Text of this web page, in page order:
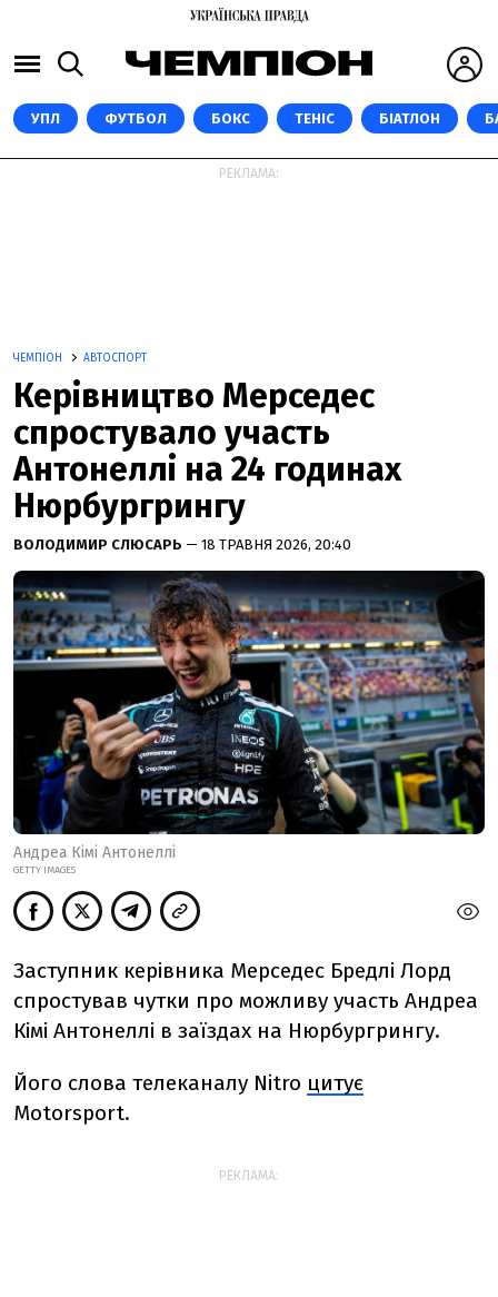
УПЛ ФУТБОЛ БОКС ТЕНІС БІАТЛОН
РЕКЛАМА:
ЧЕМПІОН АВТОСПОРТ
Керівництво Мерседес
спростувало участь
Антонеллі на 24 годинах
Нюрбургрингу
ВОЛОДИМИР СЛЮСАРЬ — 18 ТРАВНЯ 2026, 20:40
Андреа Кімі Антонеллі
GETTY IMAGES
Заступник керівника Мерседес Бредлі Лорд
спростував чутки про можливу участь Андреа
Кімі Антонеллі в заїздах на Нюрбургрингу.
Його слова телеканалу Nitro цитує
Motorsport.
РЕКЛАМА: